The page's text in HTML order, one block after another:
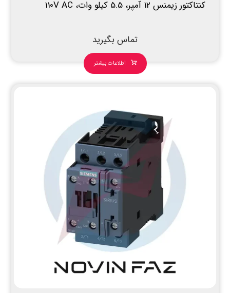
کنتاکتور زیمنس 12 آمپر، 5.5 کیلو وات، 110V AC
تماس بگیرید
اطلاعات بیشتر